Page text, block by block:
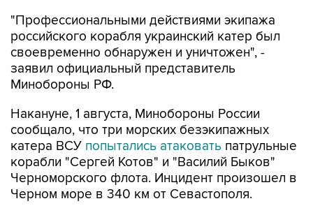
"Профессиональными действиями экипажа
российского корабля украинский катер был
своевременно обнаружен и уничтожен", -
заявил официальный представитель
Минобороны РФ.
Накануне, 1 августа, Минобороны России
сообщало, что три морских безэкипажных
катера ВСУ попытались атаковать патрульные
корабли "Сергей Котов" и "Василий Быков"
Черноморского флота. Инцидент произошел в
Черном море в 340 км от Севастополя.